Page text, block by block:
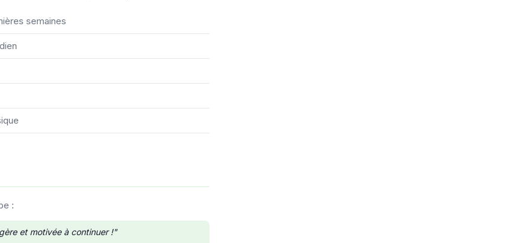
semaines
:
et motivée à continuer !"